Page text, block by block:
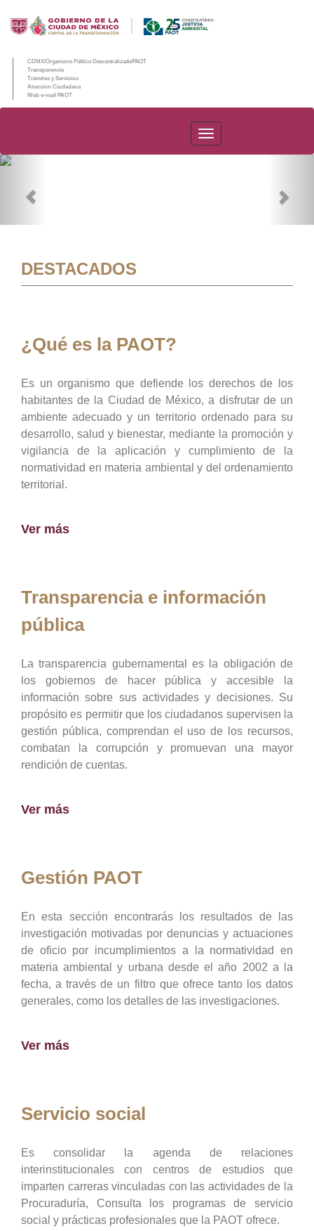
CDMX/Organismo Público Descentralizado/PAOT
Transparencia
Trámites y Servicios
Atención Ciudadana
Web e-mail PAOT
PAOT
DESTACADOS
¿Qué es la PAOT?
Es un organismo que defiende los derechos de los
habitantes de la Ciudad de México, a disfrutar de un
ambiente adecuado y un territorio ordenado para su
desarrollo, salud y bienestar, mediante la promoción y
vigilancia de la aplicación y cumplimiento de la
normatividad en materia ambiental y del ordenamiento
territorial.
Ver más
Transparencia e información
pública
La transparencia gubernamental es la obligación de
los gobiernos de hacer pública y accesible la
información sobre sus actividades y decisiones. Su
propósito es permitir que los ciudadanos supervisen la
gestión pública, comprendan el uso de los recursos,
combatan la corrupción y promuevan una mayor
rendición de cuentas.
Ver más
Gestión PAOT
En esta sección encontrarás los resultados de las
investigación motivadas por denuncias y actuaciones
de oficio por incumplimientos a la normatividad en
materia ambiental y urbana desde el año 2002 a la
fecha, a través de un filtro que ofrece tanto los datos
generales, como los detalles de las investigaciones.
Ver más
Servicio social
Es consolidar la agenda de relaciones
interinstitucionales con centros de estudios que
imparten carreras vinculadas con las actividades de la
Procuraduría, Consulta los programas de servicio
social y prácticas profesionales que la PAOT ofrece.